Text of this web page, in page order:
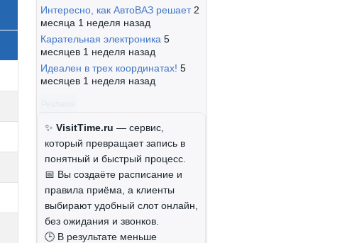
Интересно, как АвтоВАЗ решает 2
месяца 1 неделя назад
Карательная электроника 5
месяцев 1 неделя назад
Идеален в трех координатах! 5
месяцев 1 неделя назад
✨ VisitTime.ru — сервис,
который превращает запись в
понятный и быстрый процесс.
📅 Вы создаёте расписание и
правила приёма, а клиенты
выбирают удобный слот онлайн,
без ожидания и звонков.
🕒 В результате меньше